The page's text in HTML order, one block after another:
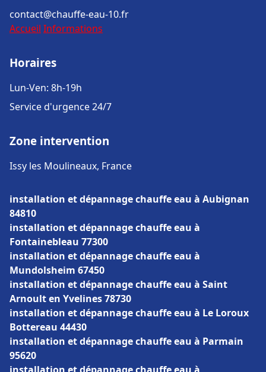
contact@chauffe-eau-10.fr
Accueil Informations
Horaires
Lun-Ven: 8h-19h
Service d'urgence 24/7
Zone intervention
Issy les Moulineaux, France
installation et dépannage chauffe eau à Aubignan
84810
installation et dépannage chauffe eau à
Fontainebleau 77300
installation et dépannage chauffe eau à
Mundolsheim 67450
installation et dépannage chauffe eau à Saint
Arnoult en Yvelines 78730
installation et dépannage chauffe eau à Le Loroux
Bottereau 44430
installation et dépannage chauffe eau à Parmain
95620